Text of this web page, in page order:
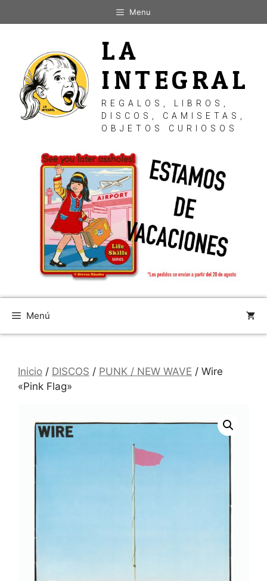
al
Menu
LA
INTEGRAL
REGALOS, LIBROS,
DISCOS, CAMISETAS,
OBJETOS CURIOSOS
Menú
Inicio / DISCOS / PUNK / NEW WAVE / Wire
«Pink Flag»